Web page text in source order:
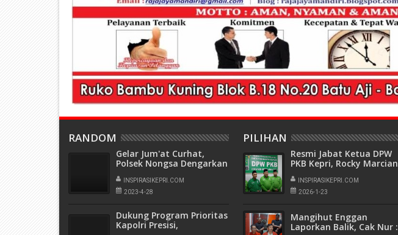
RANDOM
Gelar Jum'at Curhat,
Polsek Nongsa Dengarkan
Keluh Kesah Masyarakat
INSPIRASIKEPRI.COM
2023-4-28
Dukung Program Prioritas
Kapolri Presisi,
PILIHAN
Resmi Jabat Ketua DPW
PKB Kepri, Rocky
Bawole Pastikan PKB Beri
Manfaat Nyata Bagi
Masyarakat
INSPIRASIKEPRI.COM
2026-1-23
Mangihut Enggan
Laporkan Balik, Cak Nur :